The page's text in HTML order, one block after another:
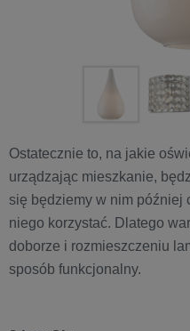
Ostatecznie to, na jakie
urządzając mieszkanie,
się będziemy w nim później
niego korzystać. Dlatego
doborze i rozmieszczeniu
sposób funkcjonalny.